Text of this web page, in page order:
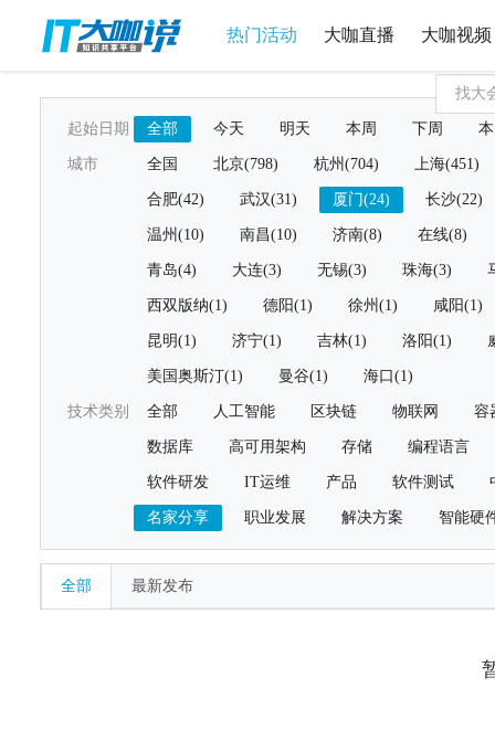
热门活动 大咖直播 大咖视频
起始日期 全部 今天 明天 本周 下周
城市 全国 北京(798) 杭州(704) 上海(451)
合肥(42) 武汉(31) 厦门(24) 长沙(22)
温州(10) 南昌(10) 济南(8) 在线(8)
青岛(4) 大连(3) 无锡(3) 珠海(3)
西双版纳(1) 德阳(1) 徐州(1) 咸阳(1)
昆明(1) 济宁(1) 吉林(1) 洛阳(1)
美国奥斯汀(1) 曼谷(1) 海口(1)
技术类别 全部 人工智能 区块链 物联网 容
数据库 高可用架构 存储 编程语言
软件研发 IT运维 产品 软件测试
名家分享 职业发展 解决方案 智能硬
全部 最新发布